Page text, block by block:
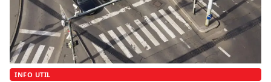
INFO UTIL